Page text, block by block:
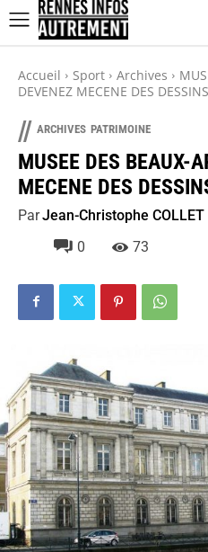
Accueil Sport Archives
DEVENEZ MECENE DES
// ARCHIVES PATRIMOINE
MUSEE DES BEAUX-
MECENE DES
ParJean-Christophe COLLET
0
73